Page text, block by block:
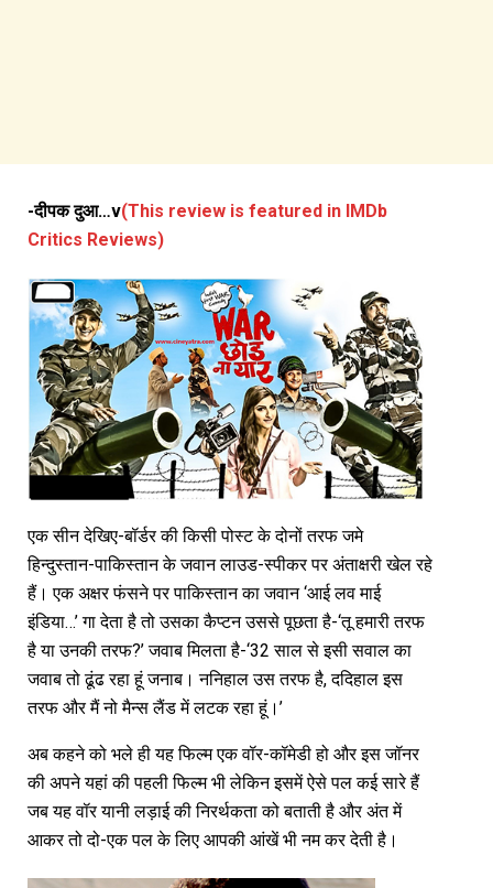
-दीपक दुआ…v(This review is featured in IMDb
Critics Reviews)
एक सीन देखिए-बॉर्डर की किसी पोस्ट के दोनों तरफ जमे
हिन्दुस्तान-पाकिस्तान के जवान लाउड-स्पीकर पर अंताक्षरी खेल रहे
हैं। एक अक्षर फंसने पर पाकिस्तान का जवान ‘आई लव माई
इंडिया…’ गा देता है तो उसका कैप्टन उससे पूछता है-‘तू हमारी तरफ
है या उनकी तरफ?’ जवाब मिलता है-‘32 साल से इसी सवाल का
जवाब तो ढूंढ रहा हूं जनाब। ननिहाल उस तरफ है, ददिहाल इस
तरफ और मैं नो मैन्स लैंड में लटक रहा हूं।’
अब कहने को भले ही यह फिल्म एक वॉर-कॉमेडी हो और इस जॉनर
की अपने यहां की पहली फिल्म भी लेकिन इसमें ऐसे पल कई सारे हैं
जब यह वॉर यानी लड़ाई की निरर्थकता को बताती है और अंत में
आकर तो दो-एक पल के लिए आपकी आंखें भी नम कर देती है।